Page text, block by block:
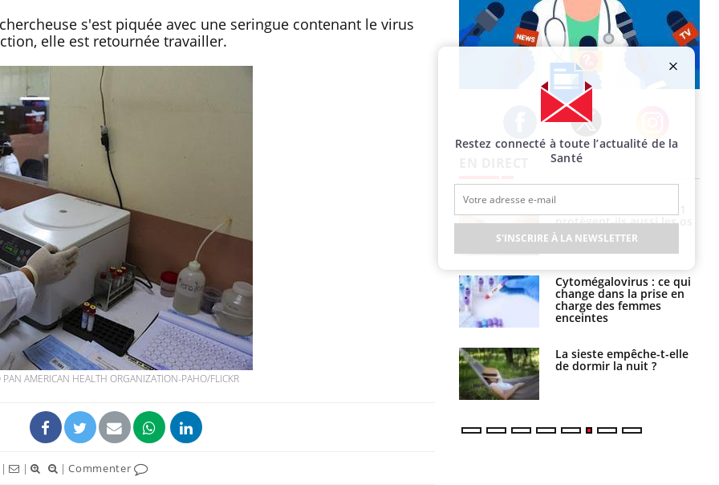
s'est piquée avec une seringue contenant le virus
elle est retournée travailler.
AMERICAN HEALTH ORGANIZATION-PAHO/FLICKR
| | |Commenter
Facebook Twitter Instagram
Mortalité infantile : un
rapport s’interroge sur
son taux élevé en France
Grossesse à risque : ce jus
naturel attire l'attention
des chercheurs
Comment oublier les
écrans en vacances ?
protègent-ils aussi les os
?
Cytomégalovirus : ce qui
change dans la prise en
charge des femmes
enceintes
La sieste empêche-t-elle
de dormir la nuit ?
Restez connecté à toute l’actualité de la
Santé
S'INSCRIRE À LA NEWSLETTER